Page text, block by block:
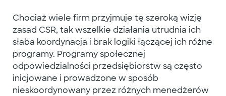
Chociaż wiele firm przyjmuje tę szeroką wizję
zasad CSR, tak wszelkie działania utrudnia ich
słaba koordynacja i brak logiki łączącej ich różne
programy. Programyspołecznej
odpowiedzialności przedsiębiorstw są często
inicjowane i prowadzone w sposób
nieskoordynowany przez różnych menedżerów